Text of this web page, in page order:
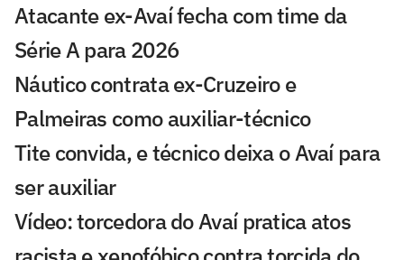
Atacante ex-Avaí fecha com time da
Série A para 2026
Náutico contrata ex-Cruzeiro e
Palmeiras como auxiliar-técnico
Tite convida, e técnico deixa o Avaí para
ser auxiliar
Vídeo: torcedora do Avaí pratica atos